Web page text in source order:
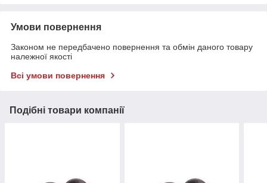
Умови повернення
Законом не передбачено повернення та обмін даного товару
належної якості
Всі умови повернення
Подібні товари компанії